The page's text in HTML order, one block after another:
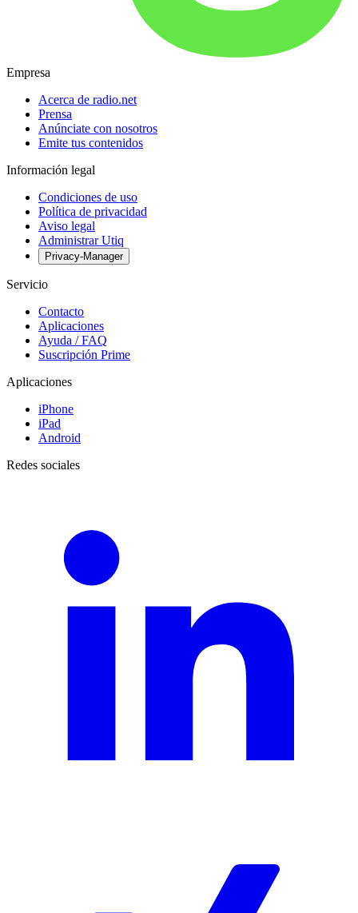
Empresa
Acerca de radio.net
Prensa
Anúnciate con nosotros
Emite tus contenidos
Información legal
Condiciones de uso
Política de privacidad
Aviso legal
Administrar Utiq
Privacy-Manager
Servicio
Contacto
Aplicaciones
Ayuda / FAQ
Suscripción Prime
Aplicaciones
iPhone
iPad
Android
Redes sociales